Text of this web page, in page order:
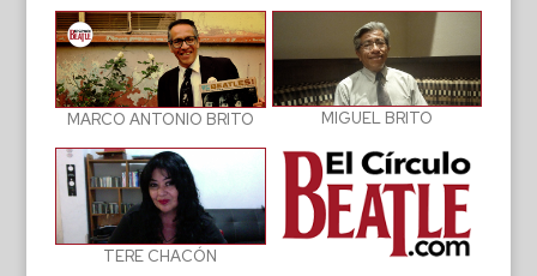
MARCO ANTONIO BRITO MIGUEL BRITO
TERE CHACÓN